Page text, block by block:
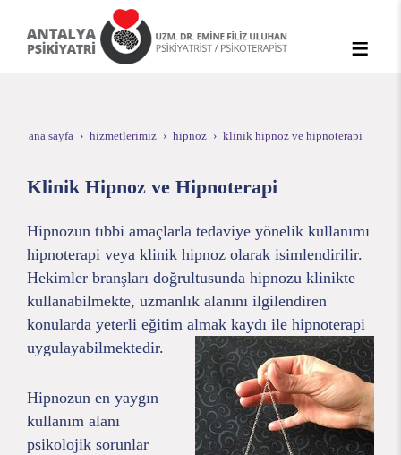
ana sayfa hizmetlerimiz hipnoz klinik hipnoz ve hipnoterapi
Klinik Hipnoz ve Hipnoterapi
Hipnozun tıbbi amaçlarla tedaviye yönelik kullanımı
hipnoterapi veya klinik hipnoz olarak isimlendirilir.
Hekimler branşları doğrultusunda hipnozu klinikte
kullanabilmekte, uzmanlık alanını ilgilendiren
konularda yeterli eğitim almak kaydı ile hipnoterapi
uygulayabilmektedir.
Hipnozun en yaygın
kullanım alanı
psikolojik sorunlar